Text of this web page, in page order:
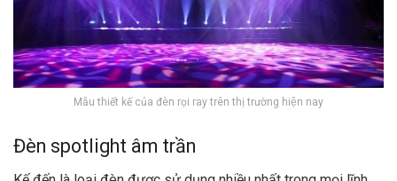
Mẫu thiết kế của đèn rọi ray trên thị trường hiện nay
Đèn spotlight âm trần